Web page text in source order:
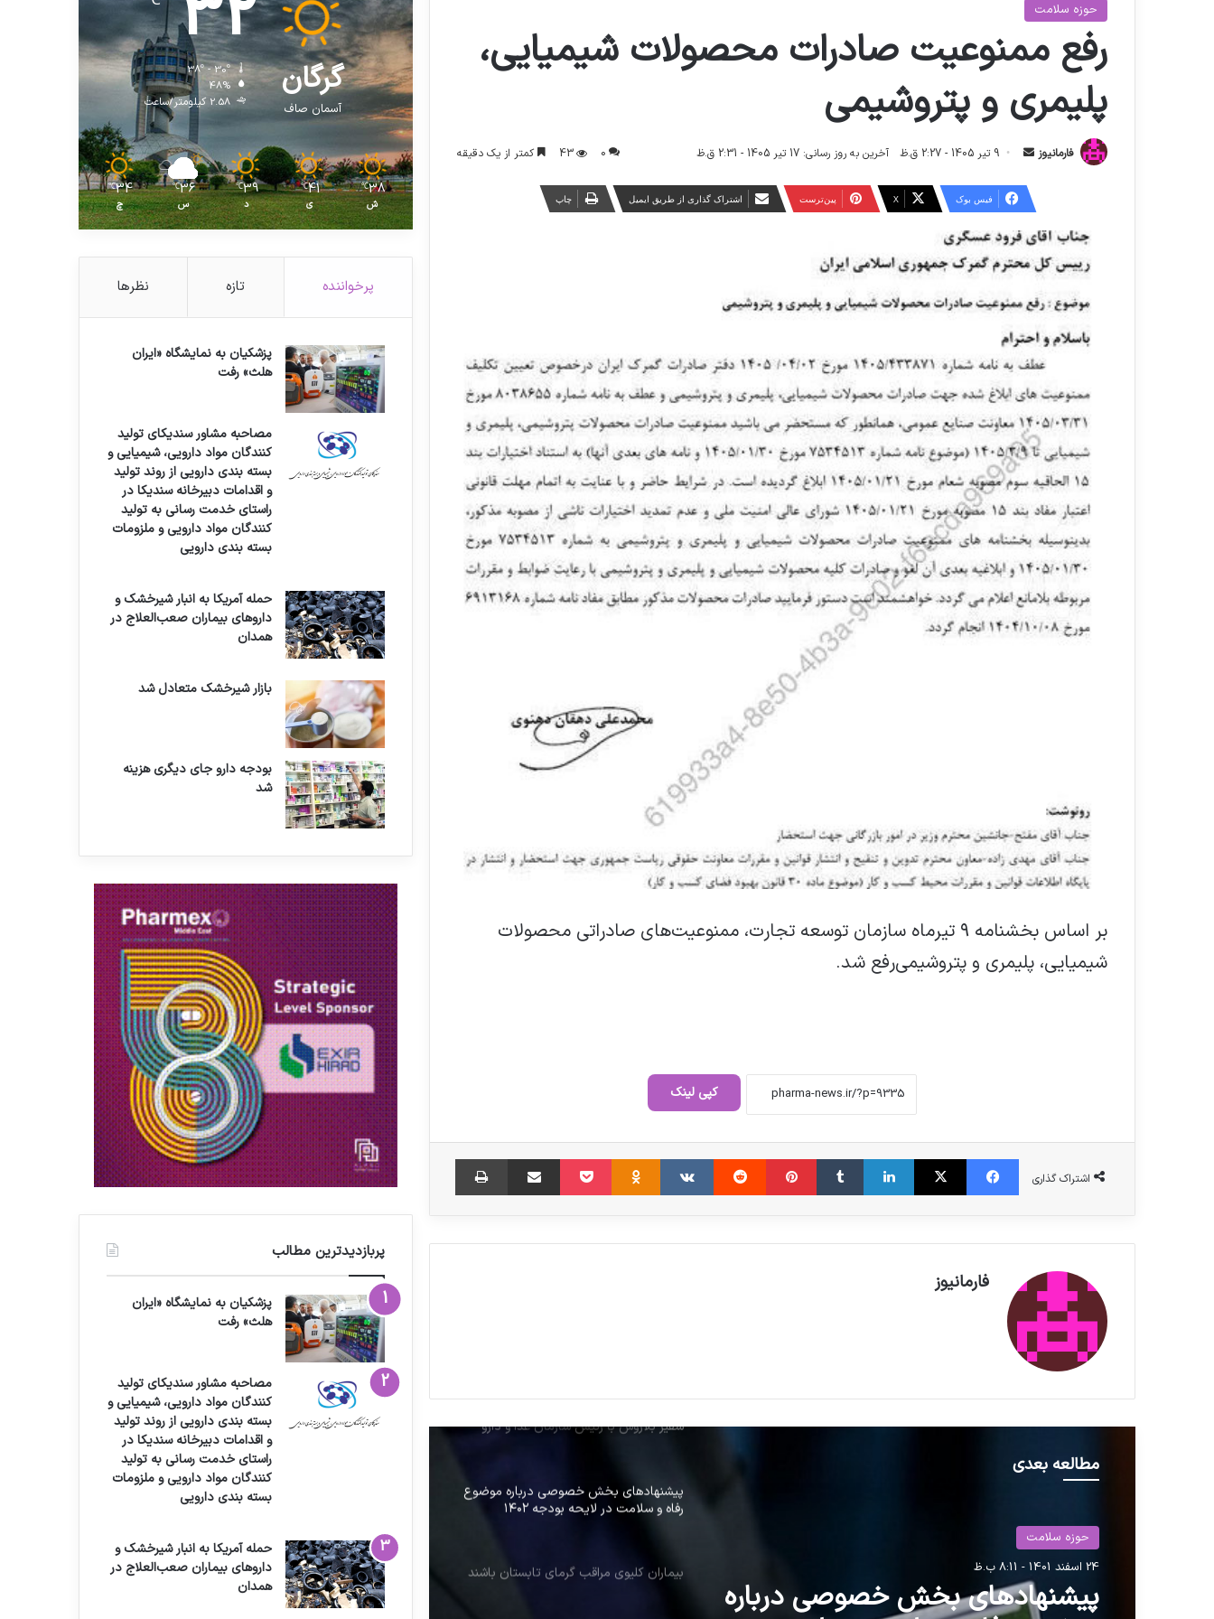
حوزه سلامت
‌رفع ممنوعیت صادرات محصولات شیمیایی،
پلیمری و پتروشیمی
فارمانیوز
س
ل
ا
م
ل
9 تیر 1405 - 2:27 ق.ظ آخرین به روز رسانی: 17 تیر 1405 - 2:31 ق.ظ 0
43 کمتر از یک دقیقه
فیس بوک X ‫پین‌ترست اشتراک گذاری از طریق ایمیل چاپ
بر اساس بخشنامه ۹ تیرماه سازمان توسعه تجارت، ممنوعیت‌های صادراتی محصولات
شیمیایی، پلیمری و پتروشیمی‌رفع شد.
کپی لینک
اشتراک گذاری
فیس بوک X لینکدین ‫تامبلر ‫پین‌ترست ‫رددیت ‫VKontakte
‫Odnoklassniki پاکت اشتراک گذاری از طریق ایمیل
فارمانیوز
مطالعه بعدی
حوزه سلامت
24 اسفند 1401 - 8:11 ب.ظ
پیشنهادهای بخش خصوصی درباره
رفاه و سلامت در لایحه بودجه ۱۴۰۲
حجم مطالبات داروخانه ها به ۵۰ همت رسید
سفیر بلاروس با رئیس سازمان غذا و دارو
پیشنهادهای بخش خصوصی درباره موضوع
رفاه و سلامت در لایحه بودجه ۱۴۰۲
بیماران کلیوی مراقب گرمای تابستان باشند
گرگان
آسمان صاف
38º - 30º
48%
2.58 کیلومتر/ساعت
38
℃
ش
41
℃
ی
39
℃
د
36
℃
س
34
℃
چ
پرخواننده تازه نظرها
پزشکیان به نمایشگاه «ایران
هلث» رفت
مصاحبه مشاور سندیکای تولید
کنندگان مواد دارویی، شیمیایی و
بسته بندی دارویی از روند تولید
و اقدامات دبیرخانه سندیکا در
راستای خدمت رسانی به تولید
کنندگان مواد دارویی و ملزومات
بسته بندی دارویی
حمله آمریکا به انبار شیرخشک و
داروهای بیماران صعب‌العلاج در
همدان
بازار شیرخشک متعادل شد
بودجه دارو جای دیگری هزینه
شد
پربازدیدترین مطالب
پزشکیان به نمایشگاه «ایران
هلث» رفت
مصاحبه مشاور سندیکای تولید
کنندگان مواد دارویی، شیمیایی و
بسته بندی دارویی از روند تولید
و اقدامات دبیرخانه سندیکا در
راستای خدمت رسانی به تولید
کنندگان مواد دارویی و ملزومات
بسته بندی دارویی
حمله آمریکا به انبار شیرخشک و
داروهای بیماران صعب‌العلاج در
همدان